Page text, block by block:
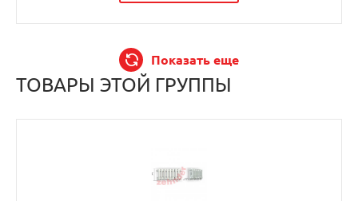
Показать еще
ТОВАРЫ ЭТОЙ ГРУППЫ